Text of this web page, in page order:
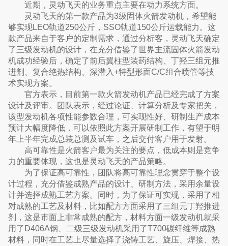
近期，灵动飞天的业务重点主要在动力系统方面。
灵动飞天的第一款产品为3级固体火箭发动机，希望能
够实现LEO轨道250公斤，SSO轨道150公斤运载能力。这
款产品来自于客户的定制需求，通过分析客，灵动飞天确定
了三级发动机的设计，在充分借鉴了世界主流固体火箭发动
机成功经验后，确定了前后翼柱型装药结构、丁羟三组元推
进剂、复合绝热结构、深潜入+特型形面C/C组合喷管等技
术实现方案。
官方表示，目前第一款火箭发动机产品已经完成了方案
设计及评审。团队表示，经过论证、计算分析及专家把关，
该型发动机各项性能参数合理，可实现性好、研制生产成本
预计大幅度降低，可以依照此方案开展研制工作，有望于明
年上半年完成总装总测及试车，之后交付客户用于发射。
高可靠性是火箭客户最为关注的要点，低成本则是竞争
力的重要体现，这也是灵动飞天的产品策略。
为了保证高可靠性，团队将高可靠性理念贯穿于整个设
计过程，充分借鉴成熟产品的设计、研制方法，采用余量设
计并选择成熟工艺方案。同时，为了保证可实现，采用了相
对成熟的工艺及材料，比如配方方面采用了三组元丁羟推进
剂，这是市面上非常成熟的配方，材料方面一级发动机就采
用了D406A钢、二级三级发动机采用了T700碳纤维等成熟
材料，同时在工艺上尽量选择了浇铸工艺、旋压、焊接、热